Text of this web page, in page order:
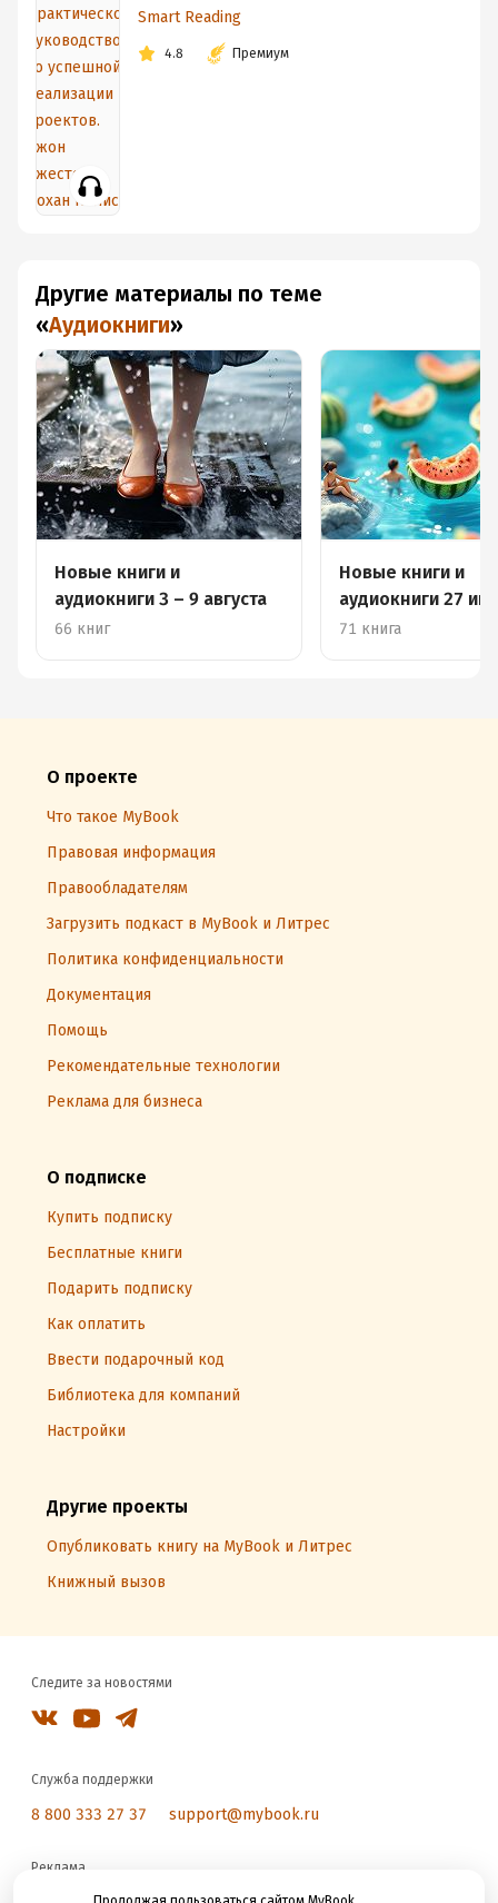
Smart Reading
4.8 Премиум
Другие материалы по теме
«Аудиокниги»
Новые книги и
аудиокниги 3 – 9 августа
66 книг
Новые книги и
аудиокниги 27
августа
71 книга
О проекте
Что такое MyBook
Правовая информация
Правообладателям
Загрузить подкаст в MyBook и Литрес
Политика конфиденциальности
Документация
Помощь
Рекомендательные технологии
Реклама для бизнеса
О подписке
Купить подписку
Бесплатные книги
Подарить подписку
Как оплатить
Ввести подарочный код
Библиотека для компаний
Настройки
Другие проекты
Опубликовать книгу на MyBook и Литрес
Книжный вызов
Следите за новостями
Служба поддержки
8 800 333 27 37 support@mybook.ru
Реклама